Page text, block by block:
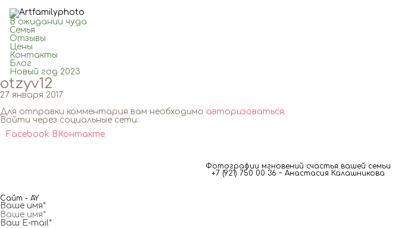
В ожидании чуда
Семья
Отзывы
Цены
Контакты
Блог
Новый год 2023
otzyv12
27 января 2017
Для отправки комментария вам необходимо авторизоваться.
Войти через социальные сети:
Facebook ВКонтакте
Фотографии мгновений счастья вашей семьи
+7 (921) 750 00 36 ~ Анастасия Калашникова
Сайт - AY
Ваше имя*
Ваш E-mail*